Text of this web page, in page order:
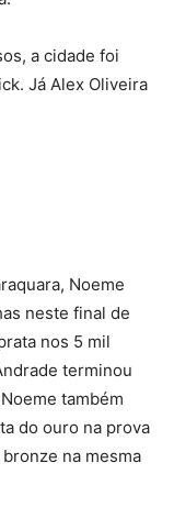
a cidade foi
Já Alex Oliveira
Noeme
neste final de
nos 5 mil
terminou
também
do ouro na prova
na mesma